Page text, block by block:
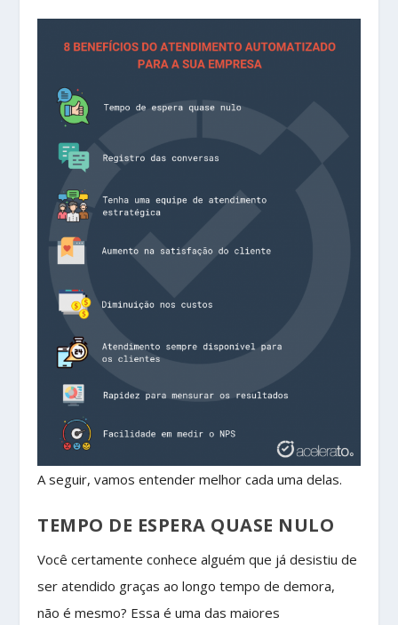
A seguir, vamos entender melhor cada uma delas.
TEMPO DE ESPERA QUASE NULO
Você certamente conhece alguém que já desistiu de
ser atendido graças ao longo tempo de demora,
não é mesmo? Essa é uma das maiores